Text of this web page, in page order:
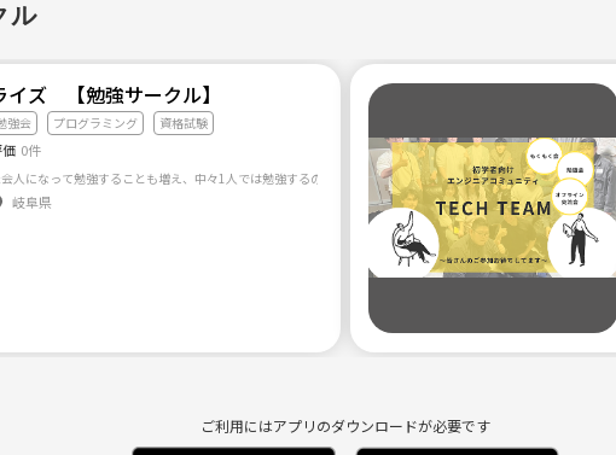
されています》
ル
イズ 【勉強サークル】
強会 プログラミング 資格試験
0件
岐阜県
ご利用にはアプリのダウンロードが必要です